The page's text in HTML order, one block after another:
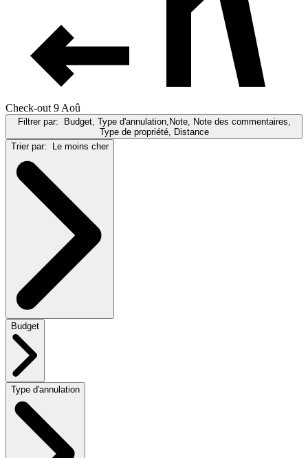
Check-out 9 Aoû
Filtrer par:
Budget, Type d'annulation,Note, Note des commentaires,
Type de propriété, Distance
Trier par:
Le moins cher
Budget
Type d'annulation